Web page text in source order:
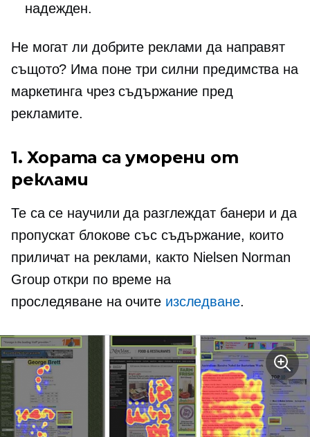
надежден.
Не могат ли добрите реклами да направят
същото? Има поне три силни предимства на
маркетинга чрез съдържание пред
рекламите.
1. Хората са уморени от
реклами
Те са се научили да разглеждат банери и да
пропускат блокове със съдържание, които
приличат на реклами, както Nielsen Norman
Group откри по време на
проследяване на очите изследване.